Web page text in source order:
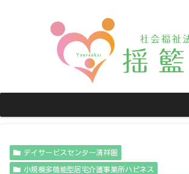
デイサービスセンター清祥園
小規模多機能型居宅介護事業所ハピネス